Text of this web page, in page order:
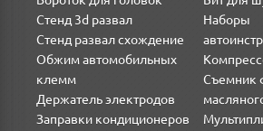
Стенд 3d развал
Стенд развал схождение
Обжим автомобильных
клемм
Держатель электродов
Заправки кондиционеров
Наборы
Съемник